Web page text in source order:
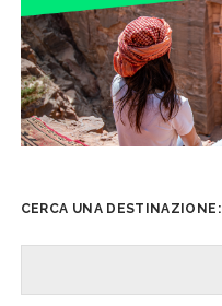
CERCA UNA DESTINAZIONE: